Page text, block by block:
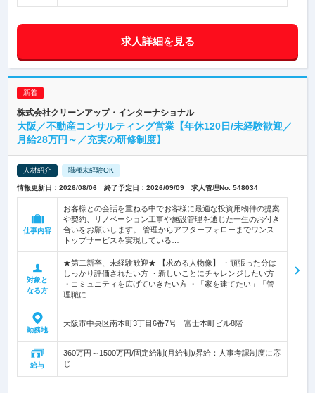
求人詳細を見る
株式会社クリーンアップ・インターナショナル
大阪／不動産コンサルティング営業【年休120日/未経験歓迎／
月給28万円～／充実の研修制度】
人材紹介 職種未経験OK
情報更新日：2026/08/06 終了予定日：2026/09/09 求人管理No. 548034
仕事内容
お客様との会話を重ねる中でお客様に最適な投資用物件の提案
や契約、リノベーション工事や施設管理を通じた一生のお付き
合いをお願いします。 管理からアフターフォローまでワンス
トップサービスを実現している…
対象と
なる方
★第二新卒、未経験歓迎★ 【求める人物像】 ・頑張った分は
しっかり評価されたい方 ・新しいことにチャレンジしたい方
・コミュニティを広げていきたい方 ・「家を建てたい」「管
理職に…
勤務地
大阪市中央区南本町3丁目6番7号 富士本町ビル8階
給与
360万円～1500万円/固定給制(月給制)/昇給：人事考課制度に応
じ…